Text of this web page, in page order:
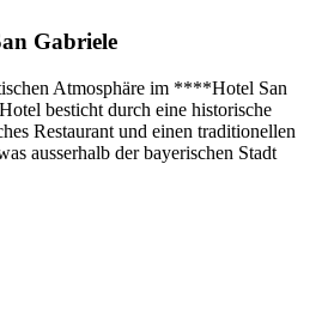
Gabriele
Atmosphäre im ****Hotel San
besticht durch eine historische
Restaurant und einen traditionellen
ausserhalb der bayerischen Stadt